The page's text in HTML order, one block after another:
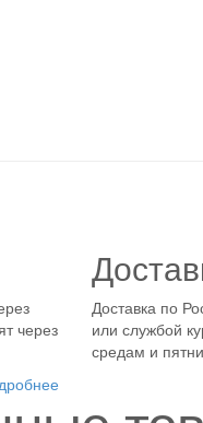
через
Доставка по
или службой
средам и